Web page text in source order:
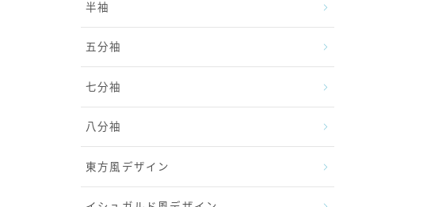
半袖
五分袖
七分袖
八分袖
東方風デザイン